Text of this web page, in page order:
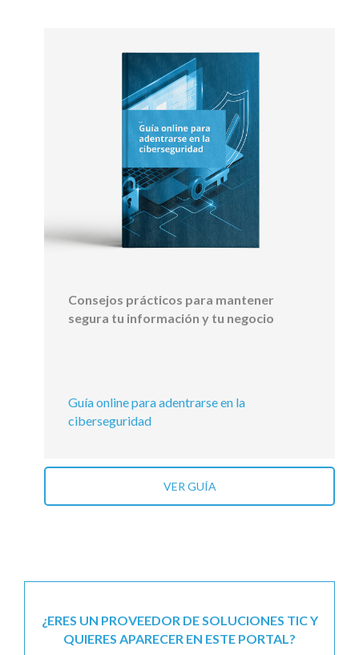
Consejos prácticos para mantener
segura tu información y tu negocio
Guía online para adentrarse en la
ciberseguridad
VER GUÍA
¿ERES UN PROVEEDOR DE SOLUCIONES TIC Y
QUIERES APARECER EN ESTE PORTAL?